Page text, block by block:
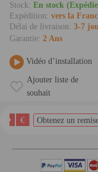
Stock: En stock
Expédition: vers la
Délai de livraison: 3-7
Garantie: 2 Ans
Vidéo d’installation
Ajouter liste de
souhait
€ Obtenez un